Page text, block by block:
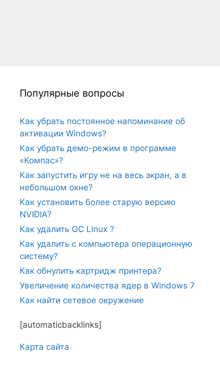
Популярные вопросы
Как убрать постоянное напоминание об
активации Windows?
Как убрать демо-режим в программе
«Компас»?
Как запустить игру не на весь экран, а в
небольшом окне?
Как установить более старую версию
NVIDIA?
Как удалить ОС Linux ?
Как удалить с компьютера операционную
систему?
Как обнулить картридж принтера?
Увеличение количества ядер в Windows 7
Как найти сетевое окружение
[automaticbacklinks]
Карта сайтa